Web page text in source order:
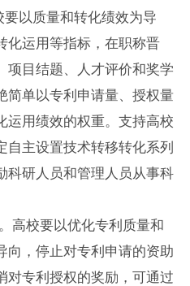
以质量和转化绩效为导
化运用等指标，在职称晋
项目结题、人才评价和奖学
简单以专利申请量、授权量
运用绩效的权重。支持高校
自主设置技术转移转化系列
科研人员和管理人员从事科
高校要以优化专利质量和
向，停止对专利申请的资助
对专利授权的奖励，可通过